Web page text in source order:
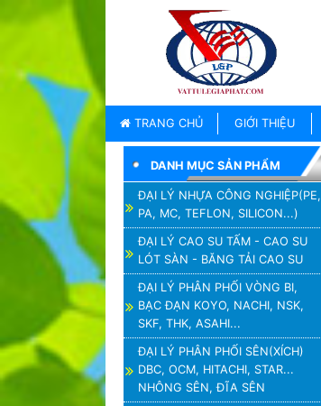
TRANG CHỦ GIỚI THIỆU
TRANG
CHỦ
THƯƠNG
HIỆU
DANH MỤC SẢN PHẨM
ĐẠI LÝ NHỰA CÔNG NGHIỆP(PE,
PA, MC, TEFLON, SILICON...)
ĐẠI LÝ CAO SU TẤM - CAO SU
LÓT SÀN - BĂNG TẢI CAO SU
ĐẠI LÝ PHÂN PHỐI VÒNG BI,
BẠC ĐẠN KOYO, NACHI, NSK,
SKF, THK, ASAHI...
ĐẠI LÝ PHÂN PHỐI SÊN(XÍCH)
DBC, OCM, HITACHI, STAR...
NHÔNG SÊN, ĐĨA SÊN